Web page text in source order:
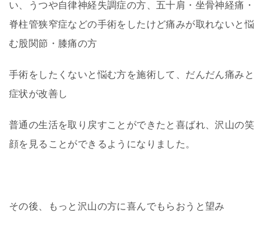
い、うつや自律神経失調症の方、五十肩・坐骨神経痛・
脊柱管狭窄症などの手術をしたけど痛みが取れないと悩
む 股関節・膝痛の方
手術をしたくないと悩む方を施術して、だんだん痛みと
症状が改善し
普通の生活を取り戻すことができたと喜ばれ、沢山の笑
顔を見ることができるようになりました。
その後、もっと沢山の方に喜んでもらおうと望み